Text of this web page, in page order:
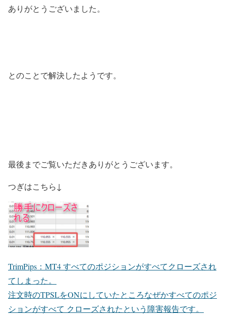
ありがとうございました。
とのことで解決したようです。
最後までご覧いただきありがとうございます。
つぎはこちら↓
TrimPips：MT4 すべてのポジションがすべてクローズされ
てしまった。
注文時のTPSLをONにしていたところなぜかすべてのポジ
ションがすべて クローズされたという障害報告です。